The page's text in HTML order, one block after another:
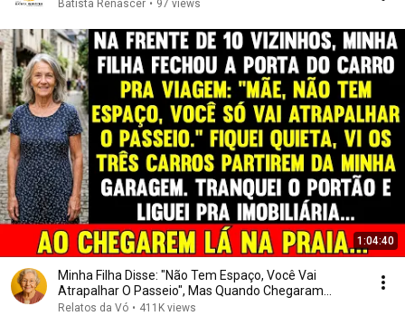
Batista Renascer • 97 views
1:04:40
Minha Filha Disse: "Não Tem Espaço, Você Vai
Atrapalhar O Passeio", Mas Quando Chegaram...
Relatos da Vó • 411K views